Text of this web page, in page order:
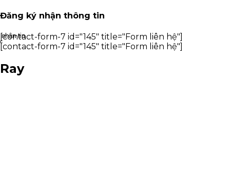
Đăng ký nhận thông tin
[contact-form-7 id="145" title="Form liên hệ"]
tin
[contact-form-7 id="145" title="Form liên hệ"]
Ray